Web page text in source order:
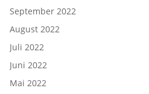
September 2022
August 2022
Juli 2022
Juni 2022
Mai 2022